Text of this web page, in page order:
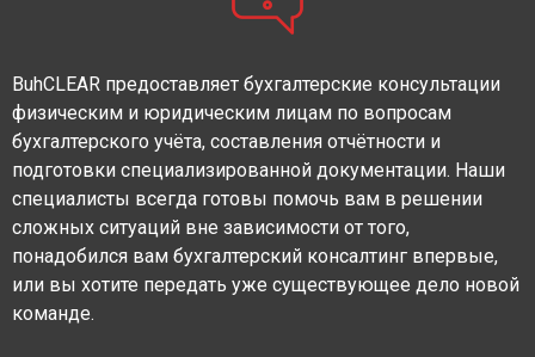
BuhCLEAR предоставляет бухгалтерские консультации
физическим и юридическим лицам по вопросам
бухгалтерского учёта, составления отчётности и
подготовки специализированной документации. Наши
специалисты всегда готовы помочь вам в решении
сложных ситуаций вне зависимости от того,
понадобился вам бухгалтерский консалтинг впервые,
или вы хотите передать уже существующее дело новой
команде.